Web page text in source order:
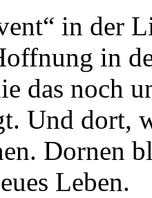
in der
in
das noch
Und dort,
Dornen
Leben.